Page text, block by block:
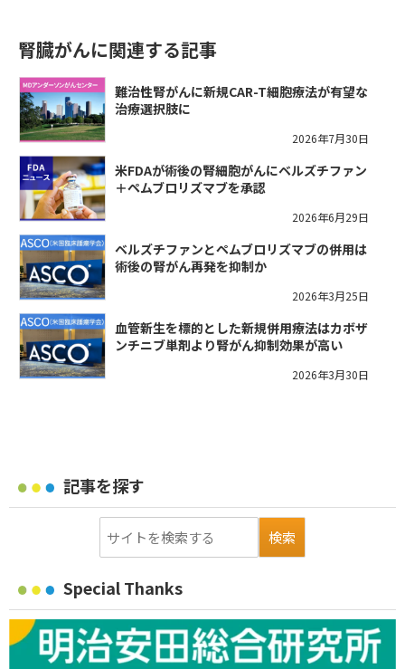
腎臓がんに関連する記事
難治性腎がんに新規CAR-T細胞療法が有望な
治療選択肢に
2026年7月30日
米FDAが術後の腎細胞がんにベルズチファン
＋ペムブロリズマブを承認
2026年6月29日
ベルズチファンとペムブロリズマブの併用は
術後の腎がん再発を抑制か
2026年3月25日
血管新生を標的とした新規併用療法はカボザ
ンチニブ単剤より腎がん抑制効果が高い
2026年3月30日
記事を探す
Special Thanks